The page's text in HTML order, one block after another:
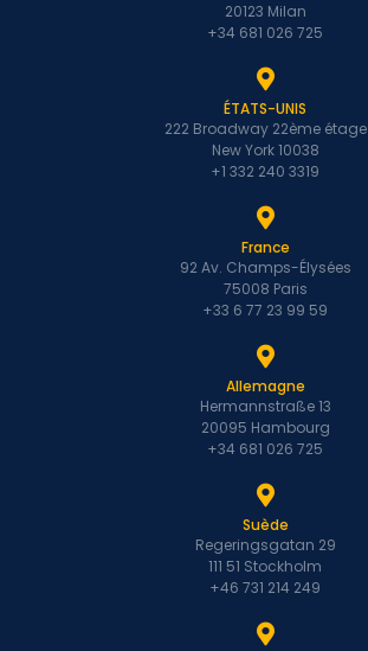
20123 Milan
+34 681 026 725
ÉTATS-UNIS
222 Broadway 22ème étage
New York 10038
+1 332 240 3319
France
92 Av. Champs-Élysées
75008 Paris
+33 6 77 23 99 59
Allemagne
Hermannstraße 13
20095 Hambourg
+34 681 026 725
Suède
Regeringsgatan 29
111 51 Stockholm
+46 731 214 249